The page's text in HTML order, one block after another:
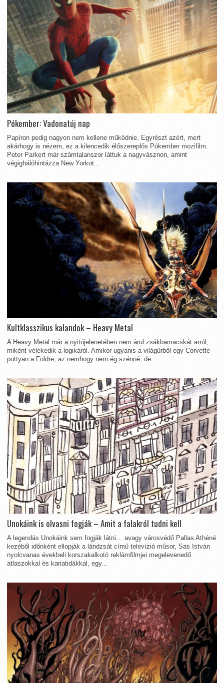
Pókember: Vadonatúj nap
Papíron pedig nagyon nem kellene működnie. Egyrészt azért, mert
akárhogy is nézem, ez a kilencedik élőszereplős Pókember mozifilm.
Peter Parkert már számtalanszor láttuk a nagyvásznon, amint
végighálóhintázza New Yorkot...
Kultklasszikus kalandok – Heavy Metal
A Heavy Metal már a nyitójelenetében nem árul zsákbamacskát arról,
miként vélekedik a logikáról. Amikor ugyanis a világűrből egy Corvette
pottyan a Földre, az nemhogy nem ég szénné, de...
Unokáink is olvasni fogják – Amit a falakról tudni kell
A legendás Unokáink sem fogják látni… avagy városvédő Pallas Athéné
kezéből időnként ellopják a lándzsát című televízió műsor, Sas István
nyolcvanas évekbeli korszakalkotó reklámfilmjei megelevenedő
atlaszokkal és kariatidákkal, egy...